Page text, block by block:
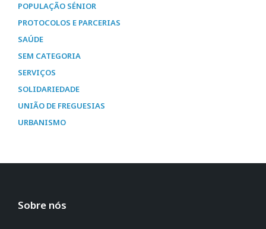
POPULAÇÃO SÉNIOR
PROTOCOLOS E PARCERIAS
SAÚDE
SEM CATEGORIA
SERVIÇOS
SOLIDARIEDADE
UNIÃO DE FREGUESIAS
URBANISMO
Sobre nós